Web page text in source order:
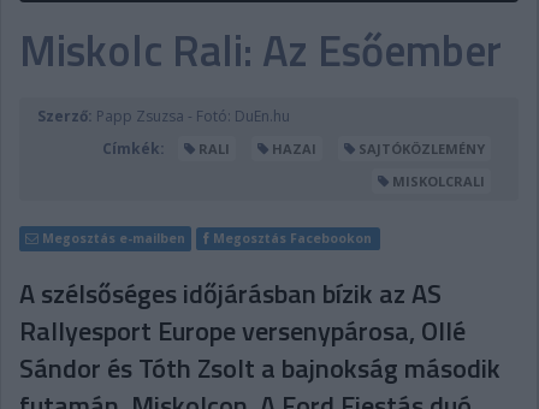
PODCAST
SHOP
DIGITÁLIS MAGAZIN
PONTÁLLÁSOK
VERSENYNAPTÁRAK
Miskolc Rali: Az Esőember
Szerző: Papp Zsuzsa - Fotó: DuEn.hu
Címkék:
RALI HAZAI
SAJTÓKÖZLEMÉNY
MISKOLCRALI
Megosztás e-mailben Megosztás Facebookon
A szélsőséges időjárásban bízik az AS
Rallyesport Europe versenypárosa, Ollé
Sándor és Tóth Zsolt a bajnokság második